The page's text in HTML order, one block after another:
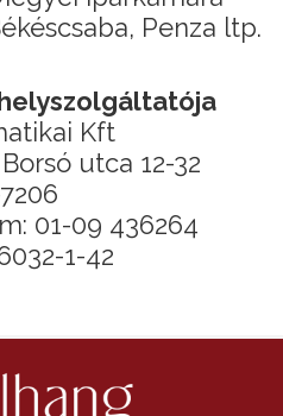
Penza ltp.
Kft
utca 12-32
01-09 436264
1-42